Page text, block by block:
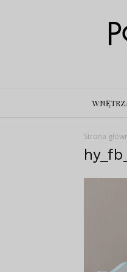
Strona